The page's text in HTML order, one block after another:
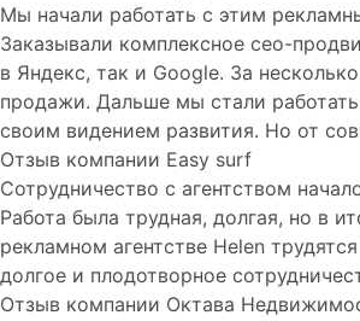
Мы начали работать с этим
Заказывали комплексное сео-
в Яндекс, так и Google. За
продажи. Дальше мы стали
своим видением развития. Но от
Отзыв компании Easy surf
Сотрудничество с агентством
Работа была трудная, долгая, но в
рекламном агентстве Helen
долгое и плодотворное
Отзыв компании Октава